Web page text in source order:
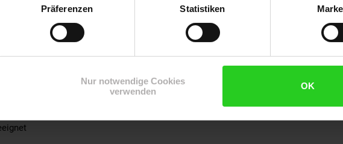
Präferenzen Statistiken
Nur notwendige Cookies
verwenden
OK
EU: Picard & Wielpütz GmbH & Co. KG, Kronprinzenstraße 125, 42655 Solingen,
Menügabel, Menümesser, Kaffeelöffel, Kuchengabel